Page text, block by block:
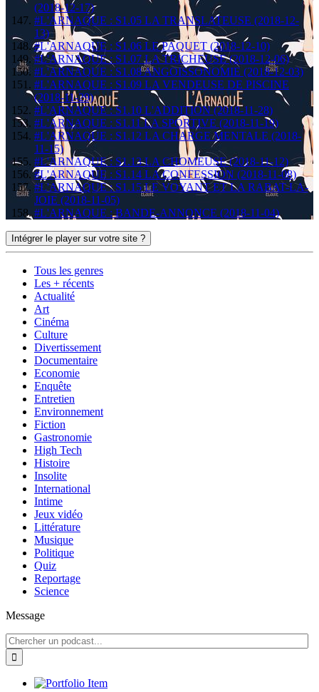
(2018-12-17)
#L'ARNAQUE : S1.05 LA TRANSLATEUSE (2018-12-
13)
#L'ARNAQUE : S1.06 LE PAQUET (2018-12-10)
#L'ARNAQUE : S1.07 LA TRICHEUSE (2018-12-06)
#L'ARNAQUE : S1.08 ANGOISSONOMIE (2018-12-03)
#L'ARNAQUE : S1.09 LA VENDEUSE DE PISCINE
(2018-11-29)
#L'ARNAQUE : S1.10 L'ADDITION (2018-11-28)
#L'ARNAQUE : S1.11 LA SPORTIVE (2018-11-19)
#L'ARNAQUE : S1.12 LA CHARGE MENTALE (2018-
11-15)
#L'ARNAQUE : S1.13 LA CHOMEUSE (2018-11-12)
#L'ARNAQUE : S1.14 LA CONFESSION (2018-11-08)
#L'ARNAQUE : S1.15 LE VOYANT ET LA RABAT-LA-
JOIE (2018-11-05)
#L'ARNAQUE : BANDE-ANNONCE (2018-11-04)
Intégrer le player sur votre site ?
Tous les genres
Les + récents
Actualité
Art
Cinéma
Culture
Divertissement
Documentaire
Economie
Enquête
Entretien
Environnement
Fiction
Gastronomie
High Tech
Histoire
Insolite
International
Intime
Jeux vidéo
Littérature
Musique
Politique
Quiz
Reportage
Science
Message